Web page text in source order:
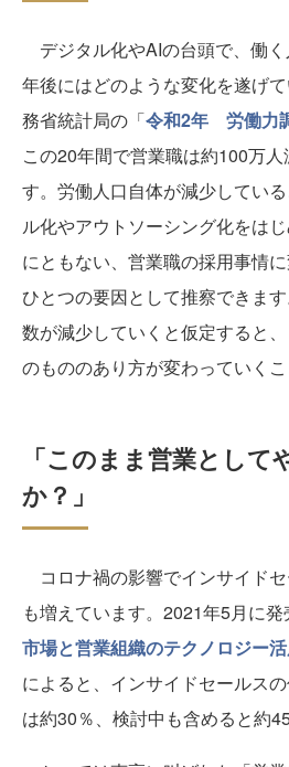
デジタル化やAIの台頭で、働
年後にはどのような変化を遂げ
務省統計局の「令和2年 労働力
この20年間で営業職は約100万
す。労働人口自体が減少してい
ル化やアウトソーシング化をは
にともない、営業職の採用事情
ひとつの要因として推察できま
数が減少していくと仮定すると
のもののあり方が変わっていくこ
「このまま営業とし
か？」
コロナ禍の影響でインサイド
も増えています。2021年5月に
市場と営業組織のテクノロジー
によると、インサイドセールス
は約30％、検討中も含めると約